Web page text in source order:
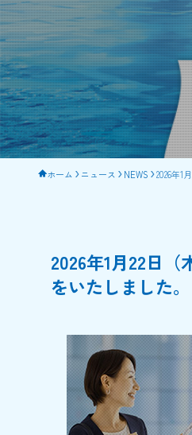
ホーム ニュース NEWS 2026年1
2026年1月22日
をいたしました。